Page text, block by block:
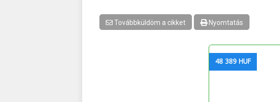
Továbbküldöm a cikket Nyomtatás
48 389 HUF